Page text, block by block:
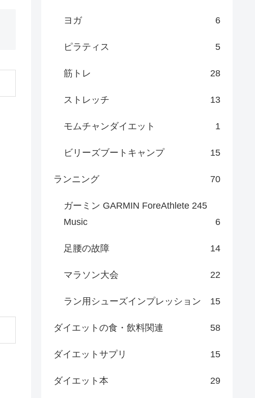
ヨガ 6
ピラティス 5
筋トレ 28
ストレッチ 13
モムチャンダイエット 1
ビリーズブートキャンプ 15
ランニング 70
ガーミン GARMIN ForeAthlete 245
Music
6
足腰の故障 14
マラソン大会 22
ラン用シューズインプレッション 15
ダイエットの食・飲料関連 58
ダイエットサプリ 15
ダイエット本 29